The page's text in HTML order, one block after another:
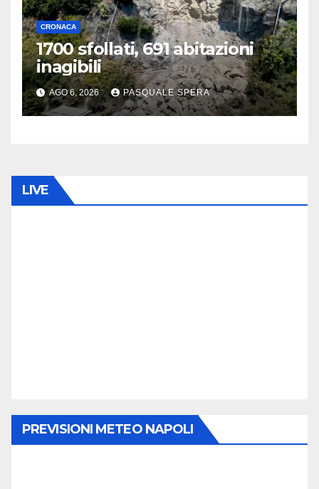
CRONACA
1700 sfollati, 691 abitazioni
inagibili
AGO 6, 2026 PASQUALE SPERA
LIVE
PREVISIONI METEO NAPOLI